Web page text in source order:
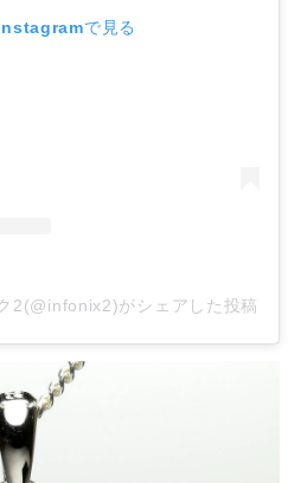
で見る
2(@infonix2)がシェアした投稿